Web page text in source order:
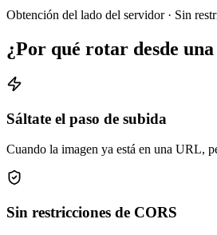
Obtención del lado del servidor · Sin
¿Por qué rotar desde
Sáltate el paso de subida
Cuando la imagen ya está en una URL,
Sin restricciones de CORS